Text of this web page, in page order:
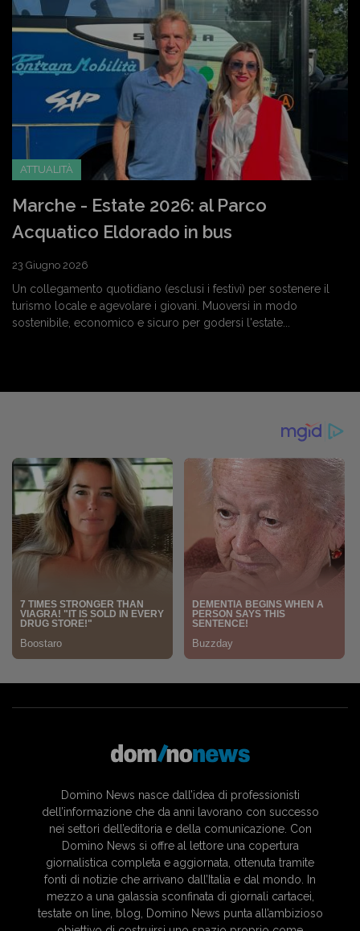
ATTUALITÀ
Marche - Estate 2026: al Parco
Acquatico Eldorado in bus
23 Giugno 2026
Un collegamento quotidiano (esclusi i festivi) per sostenere il
turismo locale e agevolare i giovani. Muoversi in modo
sostenibile, economico e sicuro per godersi l'estate...
Domino News nasce dall’idea di professionisti
dell’informazione che da anni lavorano con successo
nei settori dell’editoria e della comunicazione. Con
Domino News si offre al lettore una copertura
giornalistica completa e aggiornata, ottenuta tramite
fonti di notizie che arrivano dall’Italia e dal mondo. In
mezzo a una galassia sconfinata di giornali cartacei,
testate on line, blog, Domino News punta all’ambizioso